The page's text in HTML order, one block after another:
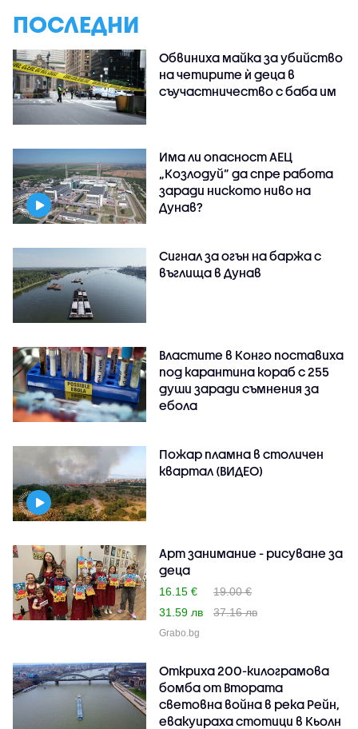
ПОСЛЕДНИ
Обвиниха майка за убийство
на четирите ѝ деца в
съучастничество с баба им
Има ли опасност АЕЦ
„Козлодуй” да спре работа
заради ниското ниво на
Дунав?
Сигнал за огън на баржа с
въглища в Дунав
Властите в Конго поставиха
под карантина кораб с 255
души заради съмнения за
ебола
Пожар пламна в столичен
квартал (ВИДЕО)
Арт занимание - рисуване за
деца
16.15 €
19.00 €
31.59 лв
37.16 лв
Grabo.bg
Откриха 200-килограмова
бомба от Втората
световна война в река Рейн,
евакуираха стотици в Кьолн